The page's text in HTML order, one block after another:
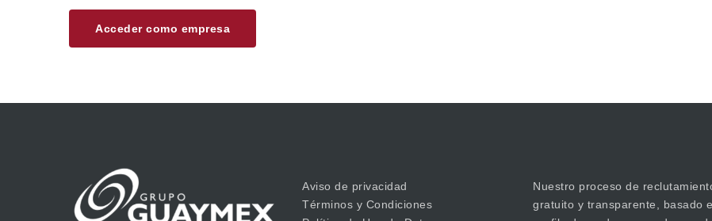
Acceder como empresa
Aviso de privacidad
Términos y Condiciones
Nuestro proceso de
gratuito y transparente, basado